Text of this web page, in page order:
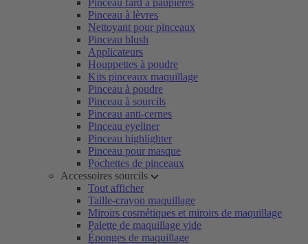
Pinceau fard à paupières
Pinceau à lèvres
Nettoyant pour pinceaux
Pinceau blush
Applicateurs
Houppettes à poudre
Kits pinceaux maquillage
Pinceau à poudre
Pinceau à sourcils
Pinceau anti-cernes
Pinceau eyeliner
Pinceau highlighter
Pinceau pour masque
Pochettes de pinceaux
Accessoires sourcils
Tout afficher
Taille-crayon maquillage
Miroirs cosmétiques et miroirs de maquillage
Palette de maquillage vide
Éponges de maquillage